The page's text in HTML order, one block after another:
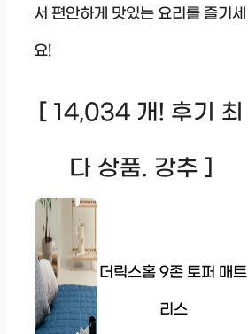
서 편안하게 맛있는 요리를 즐기세
요!
[ 14,034 개! 후기 최
다 상품. 강추 ]
더릭스홈 9존 토퍼 매트
리스